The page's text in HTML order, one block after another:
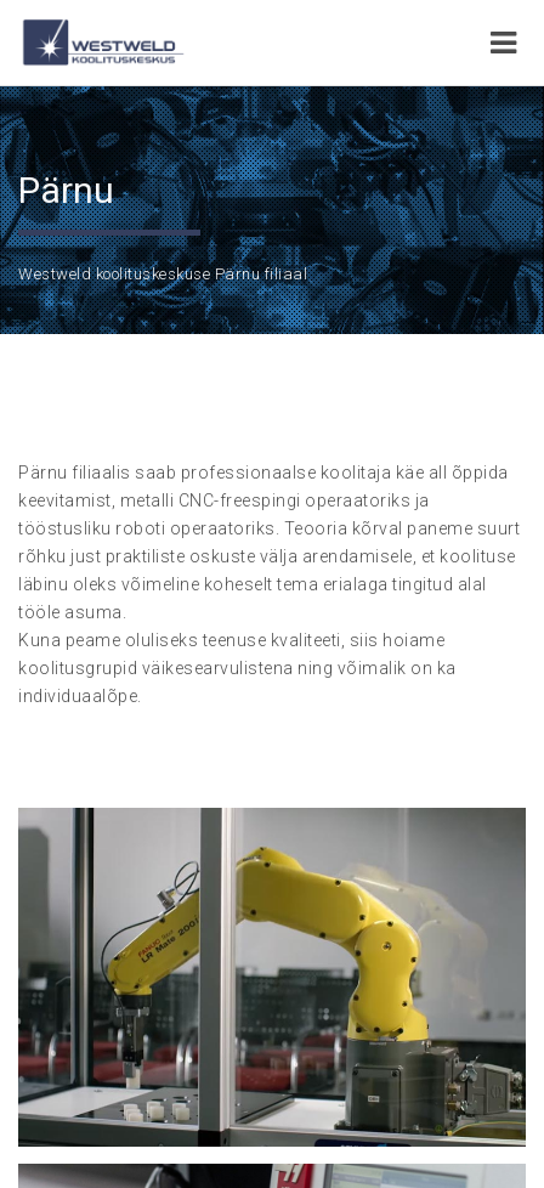
Pärnu
Westweld koolituskeskuse Pärnu filiaal
Pärnu filiaalis saab professionaalse koolitaja käe all õppida
keevitamist, metalli CNC-freespingi operaatoriks ja
tööstusliku roboti operaatoriks. Teooria kõrval paneme suurt
rõhku just praktiliste oskuste välja arendamisele, et koolituse
läbinu oleks võimeline koheselt tema erialaga tingitud alal
tööle asuma.
Kuna peame oluliseks teenuse kvaliteeti, siis hoiame
koolitusgrupid väikesearvulistena ning võimalik on ka
individuaalõpe.